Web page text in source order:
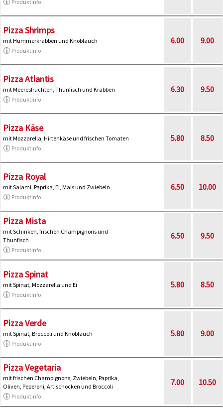
Produktinfo
Pizza Shrimps
mit Hummerkrabben und Knoblauch
Produktinfo
6.00 9.00
Pizza Atlantis
mit Meeresfrüchten, Thunfisch und Krabben
Produktinfo
6.30 9.50
Pizza Käse
mit Mozzarella, Hirtenkäse und frischen Tomaten
Produktinfo
5.80 8.50
Pizza Royal
mit Salami, Paprika, Ei, Mais und Zwiebeln
Produktinfo
6.50 10.00
Pizza Mista
mit Schinken, frischen Champignons und
Thunfisch
Produktinfo
6.50 9.50
Pizza Spinat
mit Spinat, Mozzarella und Ei
Produktinfo
5.80 8.50
Pizza Verde
mit Spinat, Broccoli und Knoblauch
Produktinfo
5.80 9.00
Pizza Vegetaria
mit frischen Champignons, Zwiebeln, Paprika,
Oliven, Peperoni, Artischocken und Broccoli
Produktinfo
7.00 10.50